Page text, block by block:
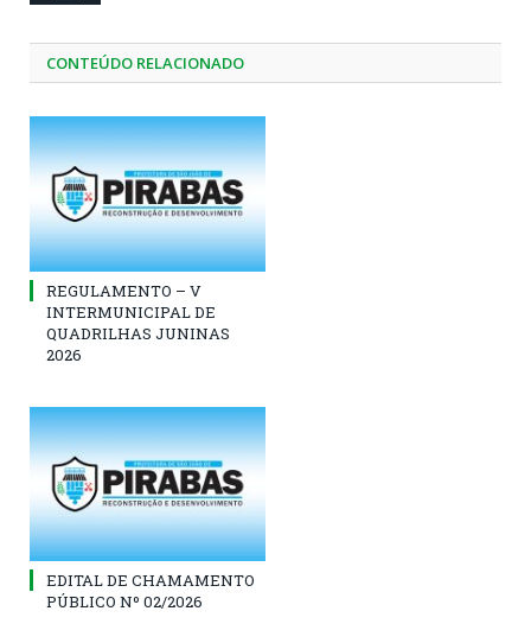
CONTEÚDO RELACIONADO
REGULAMENTO – V
INTERMUNICIPAL DE
QUADRILHAS JUNINAS
2026
EDITAL DE CHAMAMENTO
PÚBLICO Nº 02/2026